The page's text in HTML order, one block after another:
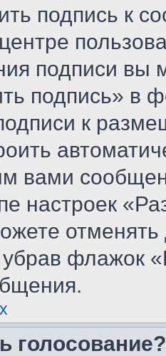
подпись к
подписи вы
подпись» в
к
вами
настроек
флажок
голосование?